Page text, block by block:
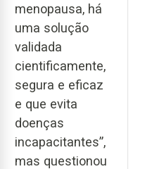
menopausa, há
uma solução
validada
cientificamente,
segura e eficaz
e que evita
doenças
incapacitantes”,
mas questionou